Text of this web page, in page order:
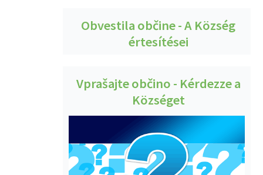
Obvestila občine - A Község
értesítései
Vprašajte občino - Kérdezze a
Községet